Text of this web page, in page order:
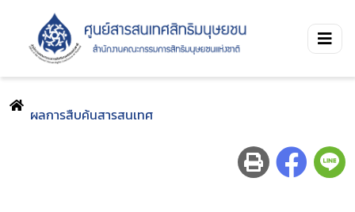
ผลการสืบค้นสารสนเทศ